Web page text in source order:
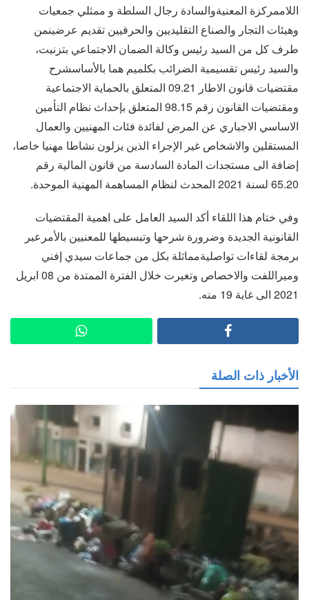
اللاممركزة المعنيةوالسادة رجال السلطة و ممثلي جمعيات
وهيئات التجار والصناع التقليديين والحرفيين تقديم عرضينمن
طرف كل من السيد رئيس وكالة الضمان الاجتماعي بتزنيت،
والسيد رئيس تقسيمية الضرائب بكلميم هما بالأساسشرح
مقتضيات قانون الاطار 09.21 المتعلق بالحماية الاجتماعية
ومقتضيات القانون رقم 98.15 المتعلق بإحداث نظام التأمين
الاساسي الاجباري عن المرض لفائدة فئات المهنيين والعمال
المستقلين والاشخاص غير الإجراء الذين يزلون نشاطا مهنيا خاصا،
إضافة الى مستجدات المادة السادسة من قانون المالية رقم
65.20 لسنة 2021 المحدث لنظام المساهمة المهنية الموحدة.
وفي ختام هذا اللقاء أكد السيد العامل على اهمية المقتضيات
القانونية الجديدة وضرورة شرحها وتبسيطها للمعنيين بالأمرعبر
برمجة لقاءات تواصليةمماثلة بكل من جماعات سيدي إفني
وميراللفت والاخصاص وتغيرت خلال الفترة الممتدة من 08 ابريل
2021 الى غاية 19 منه.
الأخبار ذات الصلة